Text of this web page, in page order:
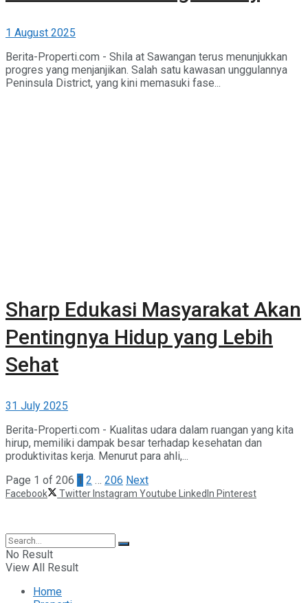
1 August 2025
Berita-Properti.com - Shila at Sawangan terus menunjukkan
progres yang menjanjikan. Salah satu kawasan unggulannya
Peninsula District, yang kini memasuki fase...
Sharp Edukasi Masyarakat Akan
Pentingnya Hidup yang Lebih
Sehat
31 July 2025
Berita-Properti.com - Kualitas udara dalam ruangan yang kita
hirup, memiliki dampak besar terhadap kesehatan dan
produktivitas kerja. Menurut para ahli,...
Page 1 of 206 1 2 … 206 Next
Facebook Twitter Instagram Youtube LinkedIn Pinterest
No Result
View All Result
Home